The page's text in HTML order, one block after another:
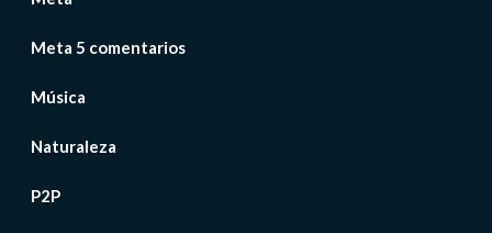
Meta 5 comentarios
Música
Naturaleza
P2P